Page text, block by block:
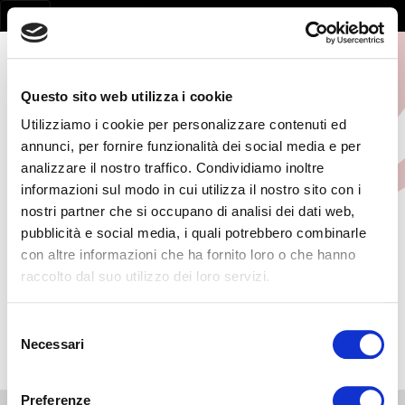
Questo sito web utilizza i cookie
Utilizziamo i cookie per personalizzare contenuti ed
annunci, per fornire funzionalità dei social media e per
analizzare il nostro traffico. Condividiamo inoltre
informazioni sul modo in cui utilizza il nostro sito con i
nostri partner che si occupano di analisi dei dati web,
pubblicità e social media, i quali potrebbero combinarle
con altre informazioni che ha fornito loro o che hanno
raccolto dal suo utilizzo dei loro servizi.
delNecessari
Preferenze
Home/AMMINISTRAZIONE TRASPARENTE/Bandi e forniture
Bandi e forniture
sottotitolo